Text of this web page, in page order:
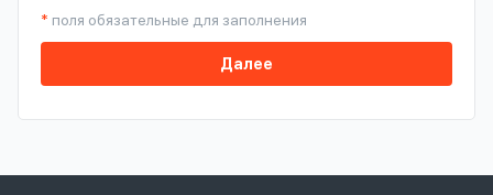
* поля обязательные для заполнения
Далее